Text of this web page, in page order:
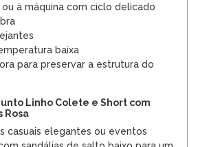
ou à máquina com ciclo delicado
baixa
para preservar a estrutura do
Linho Colete e Short com
Rosa
casuais elegantes ou eventos